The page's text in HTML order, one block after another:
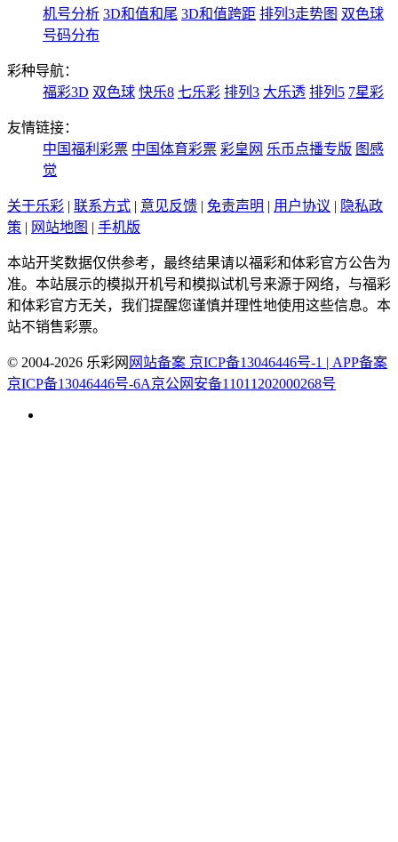
机号分析 3D和值和尾 3D和值跨距 排列3走势图 双色球
号码分布
彩种导航：
福彩3D 双色球 快乐8 七乐彩 排列3 大乐透 排列5 7星彩
友情链接：
中国福利彩票 中国体育彩票 彩皇网 乐币点播专版 图感
觉
关于乐彩 | 联系方式 | 意见反馈 | 免责声明 | 用户协议 | 隐私政
策 | 网站地图 | 手机版
本站开奖数据仅供参考，最终结果请以福彩和体彩官方公告为
准。本站展示的模拟开机号和模拟试机号来源于网络，与福彩
和体彩官方无关，我们提醒您谨慎并理性地使用这些信息。本
站不销售彩票。
© 2004-2026 乐彩网 网站备案 京ICP备13046446号-1 | APP备案
京ICP备13046446号-6A京公网安备11011202000268号